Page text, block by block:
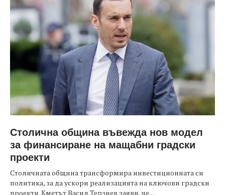
Столична община въвежда нов модел
за финансиране на мащабни градски
проекти
Столичната община трансформира инвестиционната си
политика, за да ускори реализацията на ключови градски
проекти. Кметът Васил Терзиев заяви, че...